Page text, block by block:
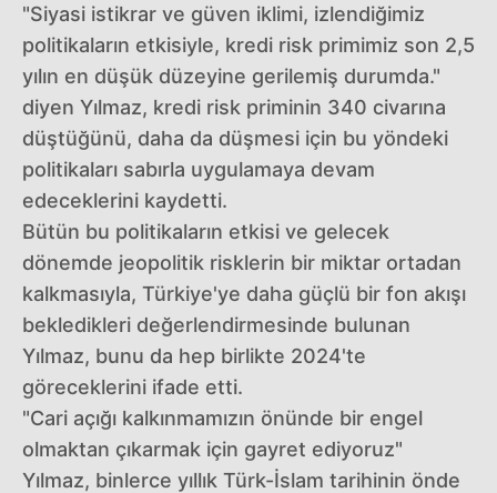
"Siyasi istikrar ve güven iklimi, izlendiğimiz
politikaların etkisiyle, kredi risk primimiz son 2,5
yılın en düşük düzeyine gerilemiş durumda."
diyen Yılmaz, kredi risk priminin 340 civarına
düştüğünü, daha da düşmesi için bu yöndeki
politikaları sabırla uygulamaya devam
edeceklerini kaydetti.
Bütün bu politikaların etkisi ve gelecek
dönemde jeopolitik risklerin bir miktar ortadan
kalkmasıyla, Türkiye'ye daha güçlü bir fon akışı
bekledikleri değerlendirmesinde bulunan
Yılmaz, bunu da hep birlikte 2024'te
göreceklerini ifade etti.
"Cari açığı kalkınmamızın önünde bir engel
olmaktan çıkarmak için gayret ediyoruz"
Yılmaz, binlerce yıllık Türk-İslam tarihinin önde